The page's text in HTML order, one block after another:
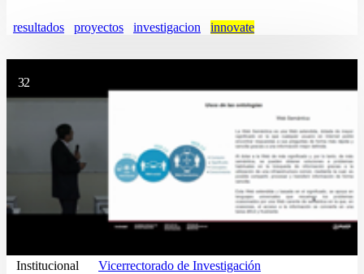
resultados proyectos investigacion innovate
32
Institucional Vicerrectorado de Investigación